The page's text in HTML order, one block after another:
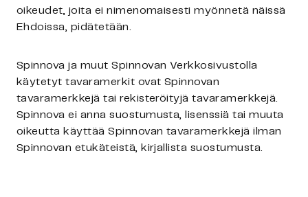
oikeudet, joita ei nimenomaisesti myönnetä näissä
Ehdoissa, pidätetään.
Spinnova ja muut Spinnovan Verkkosivustolla
käytetyt tavaramerkit ovat Spinnovan
tavaramerkkejä tai rekisteröityjä tavaramerkkejä.
Spinnova ei anna suostumusta, lisenssiä tai muuta
oikeutta käyttää Spinnovan tavaramerkkejä ilman
Spinnovan etukäteistä, kirjallista suostumusta.